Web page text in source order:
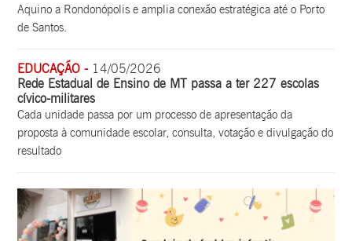
Aquino a Rondonópolis e amplia conexão estratégica até o Porto
de Santos.
EDUCAÇÃO -14/05/2026
Rede Estadual de Ensino de MT passa a ter 227 escolas
cívico-militares
Cada unidade passa por um processo de apresentação da
proposta à comunidade escolar, consulta, votação e divulgação do
resultado